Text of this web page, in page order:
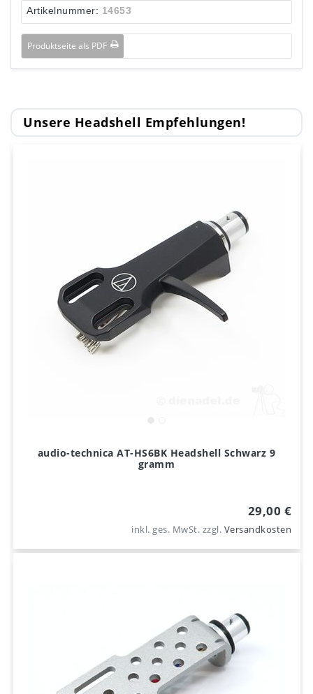
Artikelnummer: 14653
Produktseite als PDF
Unsere Headshell Empfehlungen!
audio-technica AT-HS6BK Headshell Schwarz 9
gramm
29,00 €
inkl. ges. MwSt. zzgl. Versandkosten